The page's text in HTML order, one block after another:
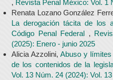
, Revista Penal México: Vol. 1
Renata Lozano González
La derogación tácita de los
Código Penal Federal ,
(2025): Enero - junio 2025
Alicia Azzolini,Abuso y
de los contenidos de la
Vol. 13 Núm. 24 (2024): Vol.